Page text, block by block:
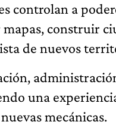
controlan a
construir
de nuevos
una
mecánicas.